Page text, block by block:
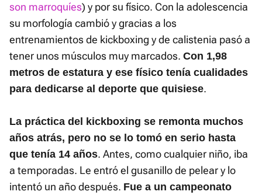
son marroquíes) y por su físico. Con la adolescencia
su morfología cambió y gracias a los
entrenamientos de kickboxing y de calistenia pasó a
tener unos músculos muy marcados. Con 1,98
metros de estatura y ese físico tenía cualidades
para dedicarse al deporte que quisiese.
La práctica del kickboxing se remonta muchos
años atrás, pero no se lo tomó en serio hasta
que tenía 14 años. Antes, como cualquier niño, iba
a temporadas. Le entró el gusanillo de pelear y lo
intentó un año después. Fue a un campeonato